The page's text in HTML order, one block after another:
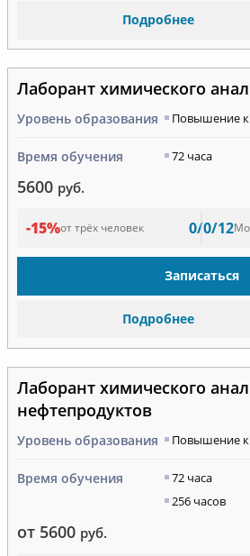
Подробнее
Лаборант химического
Уровень образования Повышение
Время обучения 72 часа
5600 руб.
-15%от трёх человек 0/0/12
Записаться
Подробнее
Лаборант химического
нефтепродуктов
Уровень образования Повышение
Время обучения
72 часа
256 часов
от 5600 руб.